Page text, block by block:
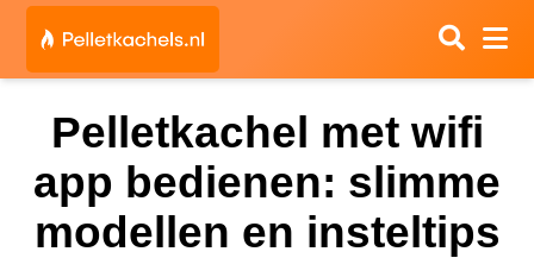
Pelletkachel met wifi
app bedienen: slimme
modellen en insteltips